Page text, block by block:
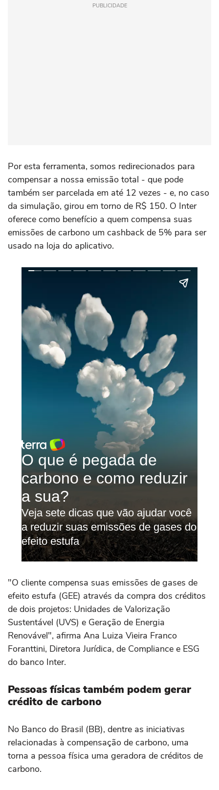
PUBLICIDADE
Por esta ferramenta, somos redirecionados para
compensar a nossa emissão total - que pode
também ser parcelada em até 12 vezes - e, no caso
da simulação, girou em torno de R$ 150. O Inter
oferece como benefício a quem compensa suas
emissões de carbono um cashback de 5% para ser
usado na loja do aplicativo.
"O cliente compensa suas emissões de gases de
efeito estufa (GEE) através da compra dos créditos
de dois projetos: Unidades de Valorização
Sustentável (UVS) e Geração de Energia
Renovável", afirma Ana Luiza Vieira Franco
Foranttini, Diretora Jurídica, de Compliance e ESG
do banco Inter.
Pessoas físicas também podem gerar
crédito de carbono
No Banco do Brasil (BB), dentre as iniciativas
relacionadas à compensação de carbono, uma
torna a pessoa física uma geradora de créditos de
carbono.